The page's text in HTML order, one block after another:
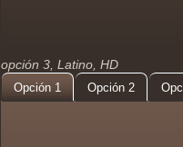
opción 3, Latino, HD
Opción 1 Opción 2